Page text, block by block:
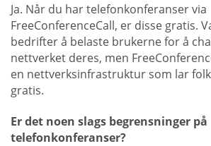
Ja. Når du har telefonkonferanser via
FreeConferenceCall, er disse gratis.
bedrifter å belaste brukerne for å
nettverket deres, men
en nettverksinfrastruktur som lar
gratis.
Er det noen slags begrensninger på
telefonkonferanser?